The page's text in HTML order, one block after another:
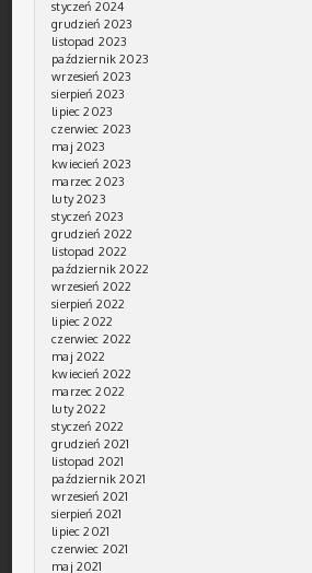
styczeń 2024
grudzień 2023
listopad 2023
październik 2023
wrzesień 2023
sierpień 2023
lipiec 2023
czerwiec 2023
maj 2023
kwiecień 2023
marzec 2023
luty 2023
styczeń 2023
grudzień 2022
listopad 2022
październik 2022
wrzesień 2022
sierpień 2022
lipiec 2022
czerwiec 2022
maj 2022
kwiecień 2022
marzec 2022
luty 2022
styczeń 2022
grudzień 2021
listopad 2021
październik 2021
wrzesień 2021
sierpień 2021
lipiec 2021
czerwiec 2021
maj 2021